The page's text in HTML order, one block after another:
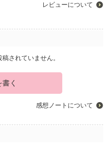
レビューについて
されていません。
く
感想ノートについて